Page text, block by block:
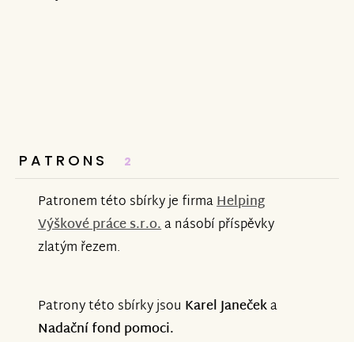
PATRONS 2
Patronem této sbírky je firmaHelping
Výškové práce s.r.o.a násobí příspěvky
zlatým řezem.
Patrony této sbírky jsou Karel Janečeka
Nadační fond pomoci.